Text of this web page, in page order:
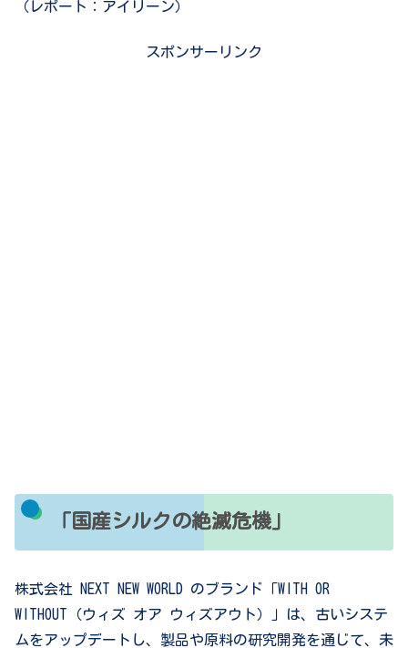
（レポート：アイリーン）
スポンサーリンク
「国産シルクの絶滅危機」
株式会社 NEXT NEW WORLD のブランド「WITH OR
WITHOUT（ウィズ オア ウィズアウト）」は、古いシステ
ムをアップデートし、製品や原料の研究開発を通じて、未